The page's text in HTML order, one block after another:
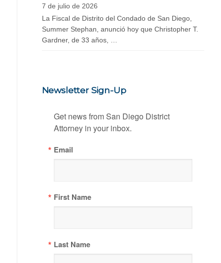
7 de julio de 2026
La Fiscal de Distrito del Condado de San Diego,
Summer Stephan, anunció hoy que Christopher T.
Gardner, de 33 años, …
Newsletter Sign-Up
Get news from San Diego District
Attorney in your inbox.
Email
First Name
Last Name